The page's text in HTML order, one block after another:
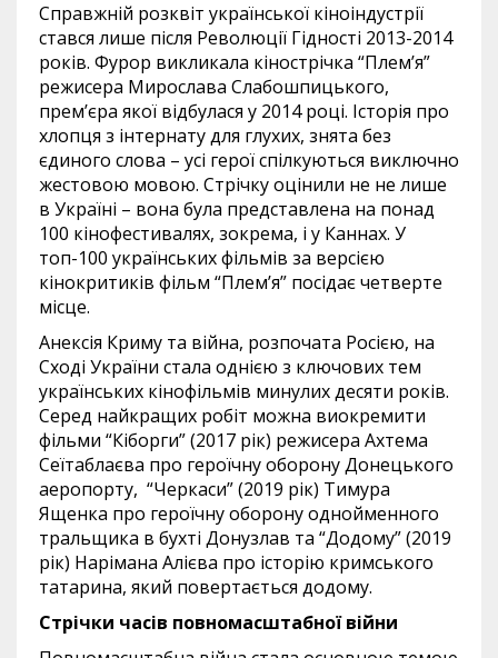
Справжній розквіт української кіноіндустрії
стався лише після Революції Гідності 2013-2014
років. Фурор викликала кінострічка “Плем’я”
режисера Мирослава Слабошпицького,
прем’єра якої відбулася у 2014 році. Історія про
хлопця з інтернату для глухих, знята без
єдиного слова – усі герої спілкуються виключно
жестовою мовою. Стрічку оцінили не не лише
в Україні – вона була представлена на понад
100 кінофестивалях, зокрема, і у Каннах. У
топ-100 українських фільмів за версією
кінокритиків фільм “Плем’я” посідає четверте
місце.
Анексія Криму та війна, розпочата Росією, на
Сході України стала однією з ключових тем
українських кінофільмів минулих десяти років.
Серед найкращих робіт можна виокремити
фільми “Кіборги” (2017 рік) режисера Ахтема
Сеїтаблаєва про героїчну оборону Донецького
аеропорту, “Черкаси” (2019 рік) Тимура
Ященка про героїчну оборону однойменного
тральщика в бухті Донузлав та “Додому” (2019
рік) Нарімана Алієва про історію кримського
татарина, який повертається додому.
Стрічки часів повномасштабної війни